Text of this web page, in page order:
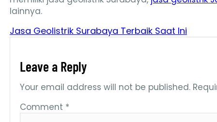
lainnya.
Jasa Geolistrik Surabaya Terbaik Saat Ini
Leave a Reply
Your email address will not be published.
Comment *